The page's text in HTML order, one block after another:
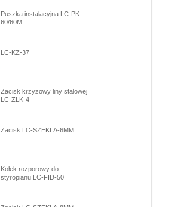
Puszka instalacyjna LC-PK-
60/60M
LC-KZ-37
Zacisk krzyżowy liny stalowej
LC-ZLK-4
Zacisk LC-SZEKLA-6MM
Kołek rozporowy do
styropianu LC-FID-50